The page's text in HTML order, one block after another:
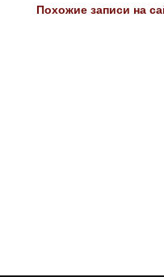
Похожие записи на